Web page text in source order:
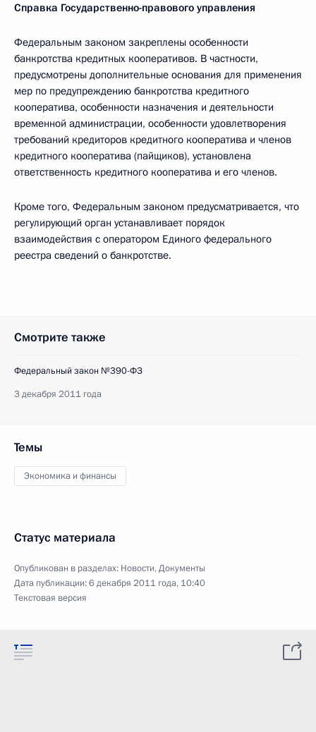
Справка Государственно-правового управления
Федеральным законом закреплены особенности
банкротства кредитных кооперативов. В частности,
предусмотрены дополнительные основания для применения
мер по предупреждению банкротства кредитного
кооператива, особенности назначения и деятельности
временной администрации, особенности удовлетворения
требований кредиторов кредитного кооператива и членов
кредитного кооператива (пайщиков), установлена
ответственность кредитного кооператива и его членов.
Кроме того, Федеральным законом предусматривается, что
регулирующий орган устанавливает порядок
взаимодействия с оператором Единого федерального
реестра сведений о банкротстве.
Смотрите также
Федеральный закон №390-ФЗ
3 декабря 2011 года
Темы
Экономика и финансы
Статус материала
Опубликован в разделах: Новости,Документы
Дата публикации:6 декабря 2011 года, 10:40
Текстовая версия